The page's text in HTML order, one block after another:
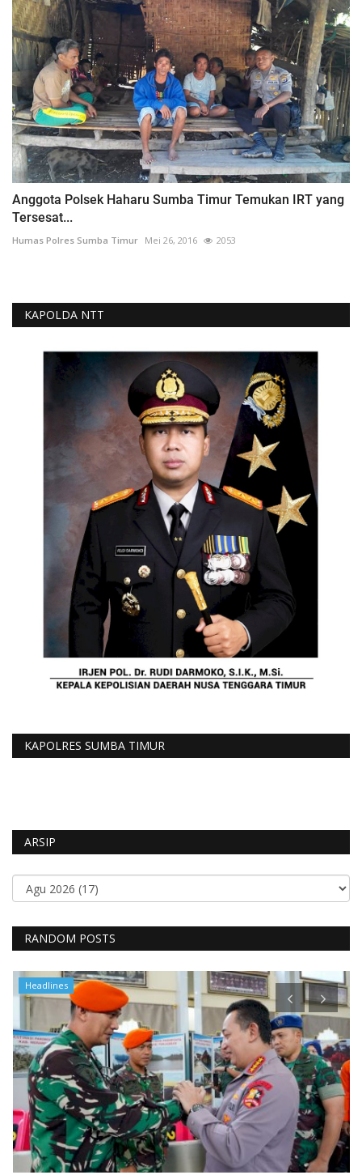
Anggota Polsek Haharu Sumba Timur Temukan IRT yang
Tersesat...
Humas Polres Sumba Timur Mei 26, 2016 2053
KAPOLDA NTT
KAPOLRES SUMBA TIMUR
ARSIP
RANDOM POSTS
Headlines